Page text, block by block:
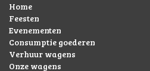
Home
Feesten
Evenementen
Consumptie goederen
Verhuur wagens
Onze wagens